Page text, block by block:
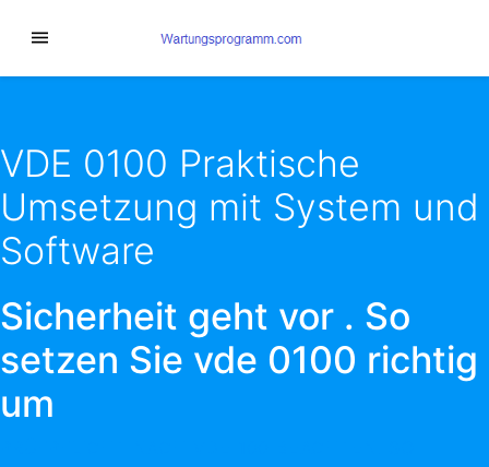
VDE 0100 Praktische
Umsetzung mit System und
Software
Sicherheit geht vor . So
setzen Sie vde 0100 richtig
um